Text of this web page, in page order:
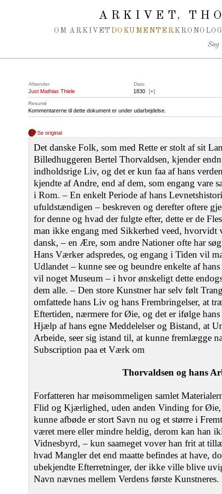
ARKIVET,
OM ARKIVET DOKUMENTER
Søg
Afsender Dato
Just Mathias Thiele 1830 [+]
Resumé
Kommentarerne til dette dokument er under udarbejdelse.
Se original
Det danske Folk, som med Rette er stolt af sit
Billedhuggeren Bertel Thorvaldsen, kjender
indholdsrige Liv, og det er kun faa af hans
kjendte af Andre, end af dem, som engang vare
i Rom. ‒ En enkelt Periode af hans
ufuldstændigen ‒ beskreven og derefter oftere
for denne og hvad der fulgte efter, dette er de
man ikke engang med Sikkerhed veed, hvorvidt
dansk, ‒ en Ære, som andre Nationer ofte har
Hans Værker adspredes, og engang i Tiden vil
Udlandet ‒ kunne see og beundre enkelte af
vil noget Museum ‒ i hvor ønskeligt dette
dem alle. ‒ Den store Kunstner har selv følt
omfattede hans Liv og hans Frembringelser, at
Eftertiden, nærmere for Øie, og det er ifølge
Hjælp af hans egne Meddelelser og Bistand, at
Arbeide, seer sig istand til, at kunne fremlægge
Subscription paa et Værk om
Thorvaldsen og hans
Forfatteren har møisommeligen samlet
Flid og Kjærlighed, uden anden Vinding for Øie,
kunne afbøde er stort Savn nu og et større i
været mere eller mindre heldig, derom kan han
Vidnesbyrd, ‒ kun saameget vover han frit at
hvad Mangler det end maatte befindes at have,
ubekjendte Efterretninger, der ikke ville blive
Navn nævnes mellem Verdens første Kunstneres.